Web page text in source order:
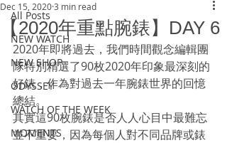
All Posts
NEW WATCH
NEW SHOP
ODYSSEY
WATCH OF THE WEEK
MOMENTS
【2020年重點腕錶】DAY 6
Dec 15, 20203 min read
2020年即將過去，我們時間觀念編輯團
隊特別精選了90枚2020年印象最深刻的
好錶，作為對過去一年腕錶世界的回憶
總結。
其實這90枚腕錶是否人人心目中最難忘
並不重要，因為每個人對不同品牌或錶